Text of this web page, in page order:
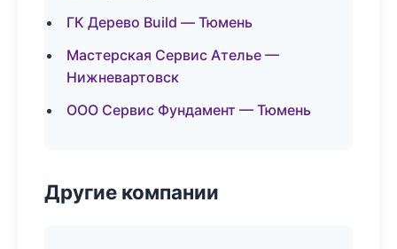
ГК Дерево Build — Тюмень
Мастерская Сервис Ателье —
Нижневартовск
ООО Сервис Фундамент — Тюмень
Другие компании